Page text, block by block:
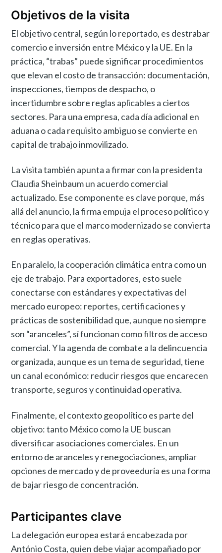
Objetivos de la visita
El objetivo central, según lo reportado, es destrabar
comercio e inversión entre México y la UE. En la
práctica, “trabas” puede significar procedimientos
que elevan el costo de transacción: documentación,
inspecciones, tiempos de despacho, o
incertidumbre sobre reglas aplicables a ciertos
sectores. Para una empresa, cada día adicional en
aduana o cada requisito ambiguo se convierte en
capital de trabajo inmovilizado.
La visita también apunta a firmar con la presidenta
Claudia Sheinbaum un acuerdo comercial
actualizado. Ese componente es clave porque, más
allá del anuncio, la firma empuja el proceso político y
técnico para que el marco modernizado se convierta
en reglas operativas.
En paralelo, la cooperación climática entra como un
eje de trabajo. Para exportadores, esto suele
conectarse con estándares y expectativas del
mercado europeo: reportes, certificaciones y
prácticas de sostenibilidad que, aunque no siempre
son “aranceles”, sí funcionan como filtros de acceso
comercial. Y la agenda de combate a la delincuencia
organizada, aunque es un tema de seguridad, tiene
un canal económico: reducir riesgos que encarecen
transporte, seguros y continuidad operativa.
Finalmente, el contexto geopolítico es parte del
objetivo: tanto México como la UE buscan
diversificar asociaciones comerciales. En un
entorno de aranceles y renegociaciones, ampliar
opciones de mercado y de proveeduría es una forma
de bajar riesgo de concentración.
Participantes clave
La delegación europea estará encabezada por
António Costa, quien debe viajar acompañado por